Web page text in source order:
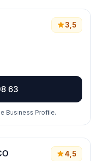
3,5
63
Business Profile.
4,5